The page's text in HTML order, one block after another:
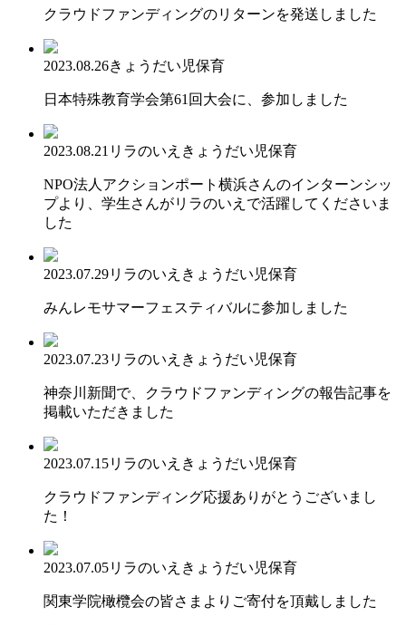
クラウドファンディングのリターンを発送しました
2023.08.26きょうだい児保育
日本特殊教育学会第61回大会に、参加しました
2023.08.21 リラのいえ きょうだい児保育
NPO法人アクションポート横浜さんのインターンシッ
プより、学生さんがリラのいえで活躍してくださいま
した
2023.07.29リラのいえ きょうだい児保育
みんレモサマーフェスティバルに参加しました
2023.07.23リラのいえ きょうだい児保育
神奈川新聞で、クラウドファンディングの報告記事を
掲載いただきました
2023.07.15リラのいえ きょうだい児保育
クラウドファンディング応援ありがとうございまし
た！
2023.07.05リラのいえ きょうだい児保育
関東学院橄欖会の皆さまよりご寄付を頂戴しました